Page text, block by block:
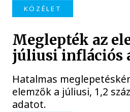
KÖZÉLET
Meglepték az
júliusi inflációs
Hatalmas
elemzők a júliusi, 1,2
adatot.